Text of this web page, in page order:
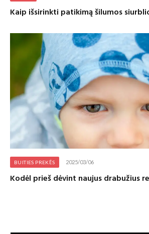
Kaip išsirinkti patikimą šilumos
BUITIES PREKĖS 2025/03/06
Kodėl prieš dėvint naujus drabužius